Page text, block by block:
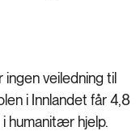
veiledning til
i Innlandet får 4,8
humanitær hjelp.